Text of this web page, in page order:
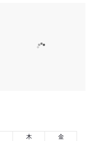
木 金